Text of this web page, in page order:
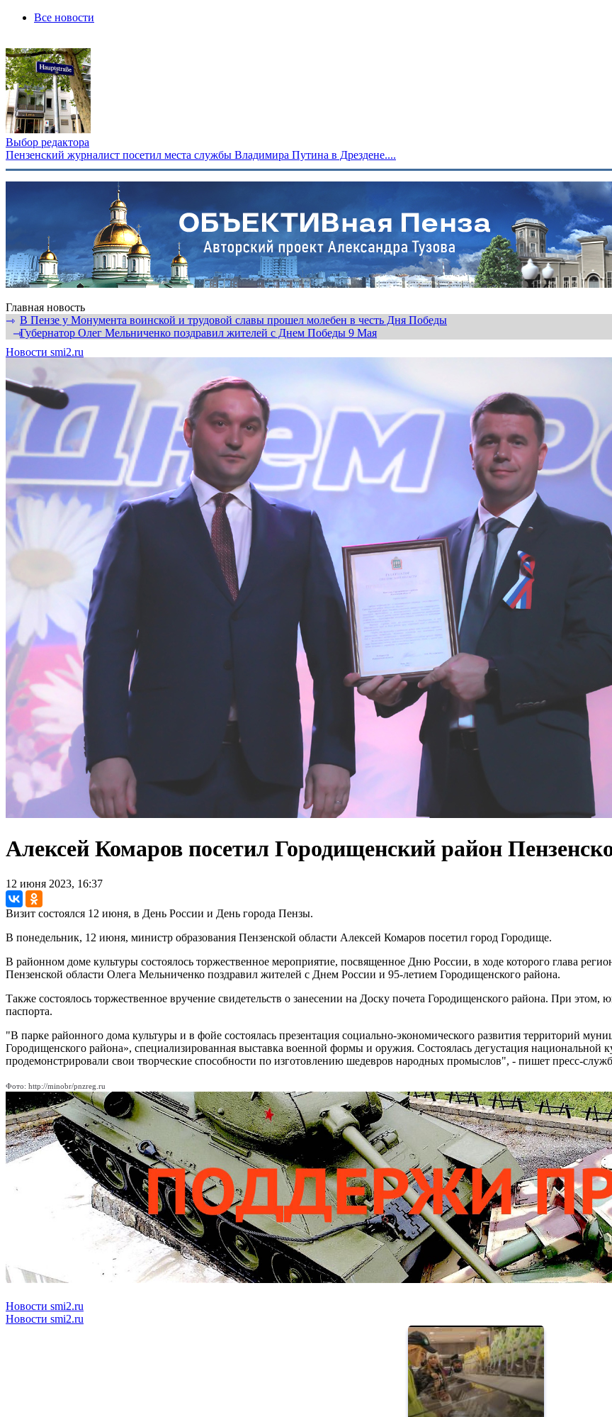
Все новости
Выбор редактора
Пензенский журналист посетил места службы Владимира Путина в Дрездене....
Главная новость
⇾ В Пензе у Монумента воинской и трудовой славы прошел молебен в честь Дня Победы
⇾Губернатор Олег Мельниченко поздравил жителей с Днем Победы 9 Мая
Новости smi2.ru
Алексей Комаров посетил Городищенский район
12 июня 2023, 16:37
Визит состоялся 12 июня, в День России и День города Пензы.
В понедельник, 12 июня, министр образования Пензенской области Алексей Комаров посетил город Городище.
В районном доме культуры состоялось торжественное мероприятие, посвященное Дню России, в ходе которого глава
Пензенской области Олега Мельниченко поздравил жителей с Днем России и 95-летием Городищенского района.
Также состоялось торжественное вручение свидетельств о занесении на Доску почета Городищенского района. При
паспорта.
"В парке районного дома культуры и в фойе состоялась презентация социально-экономического развития территорий
Городищенского района», специализированная выставка военной формы и оружия. Состоялась дегустация национальной
продемонстрировали свои творческие способности по изготовлению шедевров народных промыслов", - пишет пресс-
Фото: http://minobr/pnzreg.ru
Новости smi2.ru
Новости smi2.ru